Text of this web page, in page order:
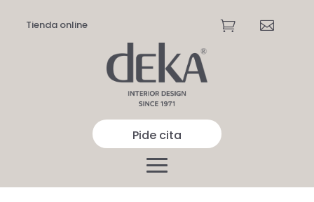
Tienda online  
Pide cita